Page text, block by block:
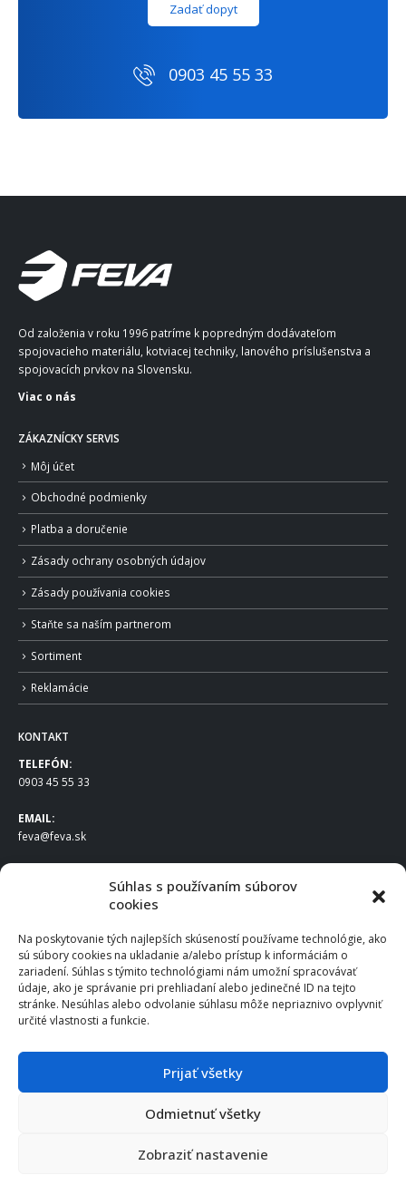
Súhlas s používaním súborov
cookies
Na poskytovanie tých najlepších skúseností používame technológie, ako
sú súbory cookies na ukladanie a/alebo prístup k informáciám o
zariadení. Súhlas s týmito technológiami nám umožní spracovávať
údaje, ako je správanie pri prehliadaní alebo jedinečné ID na tejto
stránke. Nesúhlas alebo odvolanie súhlasu môže nepriaznivo ovplyvniť
určité vlastnosti a funkcie.
Prijať všetky
Odmietnuť všetky
Zobraziť nastavenie
Zadať dopyt
0903 45 55 33
Od založenia v roku 1996 patríme k popredným dodávateľom
spojovacieho materiálu, kotviacej techniky, lanového príslušenstva a
spojovacích prvkov na Slovensku.
Viac o nás
ZÁKAZNÍCKY SERVIS
Môj účet
Obchodné podmienky
Platba a doručenie
Zásady ochrany osobných údajov
Zásady používania cookies
Staňte sa naším partnerom
Sortiment
Reklamácie
KONTAKT
TELEFÓN:
0903 45 55 33
EMAIL:
feva@feva.sk
FEVA Slovakia SK s.r.o.
831 04 Bratislava
IČO: 50922688
DIČ: 2120539388
IČ DPH: SK2120539388
Po – Pia: 8:00 – 16:30